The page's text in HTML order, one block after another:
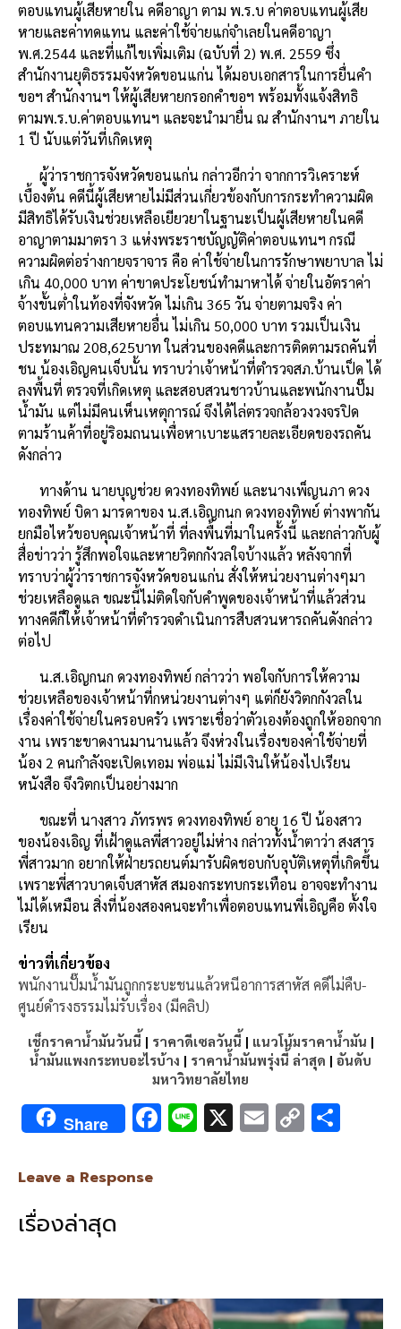
ตอบแทนผู้เสียหายใน คดีอาญา ตาม พ.ร.บ ค่าตอบแทนผู้เสีย
หายและค่าทดแทน และค่าใช้จ่ายแก่จำเลยในคดีอาญา
พ.ศ.2544 และที่แก้ไขเพิ่มเติม (ฉบับที่ 2) พ.ศ. 2559 ซึ่ง
สำนักงานยุติธรรมจังหวัดขอนแก่น ได้มอบเอกสารในการยื่นคำ
ขอฯ สำนักงานฯ ให้ผู้เสียหายกรอกคำขอฯ พร้อมทั้งแจ้งสิทธิ
ตามพ.ร.บ.ค่าตอบแทนฯ และจะนำมายื่น ณ สำนักงานฯ ภายใน
1 ปี นับแต่วันที่เกิดเหตุ
ผู้ว่าราชการจังหวัดขอนแก่น กล่าวอีกว่า จากการวิเคราะห์
เบื้องต้น คดีนี้ผู้เสียหายไม่มีส่วนเกี่ยวข้องกับการกระทำความผิด
มีสิทธิได้รับเงินช่วยเหลือเยียวยาในฐานะเป็นผู้เสียหายในคดี
อาญาตามมาตรา 3 แห่งพระราชบัญญัติค่าตอบแทนฯ กรณี
ความผิดต่อร่างกายจราจาร คือ ค่าใช้จ่ายในการรักษาพยาบาล ไม่
เกิน 40,000 บาท ค่าขาดประโยชน์ทำมาหาได้ จ่ายในอัตราค่า
จ้างขั้นต่ำในท้องที่จังหวัด ไม่เกิน 365 วัน จ่ายตามจริง ค่า
ตอบแทนความเสียหายอื่น ไม่เกิน 50,000 บาท รวมเป็นเงิน
ประทมาณ 208,625บาท ในส่วนของคดีและการติดตามรถคันที่
ชน น้องเอิญคนเจ็บนั้น ทราบว่าเจ้าหน้าที่ตำรวจสภ.บ้านเป็ด ได้
ลงพื้นที่ ตรวจที่เกิดเหตุ และสอบสวนชาวบ้านและพนักงานปั๊ม
น้ำมัน แต่ไม่มีคนเห็นเหตุการณ์ จึงได้ไล่ตรวจกล้อวงวงจรปิด
ตามร้านค้าที่อยู่ริอมถนนเพื่อหาเบาะแสรายละเอียดของรถคัน
ดังกล่าว
ทางด้าน นายบุญช่วย ดวงทองทิพย์ และนางเพ็ญนภา ดวง
ทองทิพย์ บิดา มารดาของ น.ส.เอิญกนก ดวงทองทิพย์ ต่างพากัน
ยกมือไหว้ขอบคุณเจ้าหน้าที่ ที่ลงพื้นที่มาในครั้งนี้ และกล่าวกับผู้
สื่อข่าวว่า รู้สึกพอใจและหายวิตกกังวลใจบ้างแล้ว หลังจากที่
ทราบว่าผู้ว่าราชการจังหวัดขอนแก่น สั่งให้หน่วยงานต่างๆมา
ช่วยเหลือดูแล ขณะนี้ไม่ติดใจกับคำพูดของเจ้าหน้าที่แล้วส่วน
ทางคดีก็ให้เจ้าหน้าที่ตำรวจดำเนินการสืบสวนหารถคันดังกล่าว
ต่อไป
น.ส.เอิญกนก ดวงทองทิพย์ กล่าวว่า พอใจกับการให้ความ
ช่วยเหลือของเจ้าหน้าที่กหน่วยงานต่างๆ แต่ก็ยังวิตกกังวลใน
เรื่องค่าใช้จ่ายในครอบครัว เพราะเชื่อว่าตัวเองต้องถูกให้ออกจาก
งาน เพราะขาดงานมานานแล้ว จึงห่วงในเรื่องของค่าใช้จ่ายที่
น้อง 2 คนกำลังจะเปิดเทอม พ่อแม่ ไม่มีเงินให้น้องไปเรียน
หนังสือ จึงวิตกเป็นอย่างมาก
ขณะที่ นางสาว ภัทรพร ดวงทองทิพย์ อายุ 16 ปี น้องสาว
ของน้องเอิญ ที่เฝ้าดูแลพี่สาวอยู่ไม่ห่าง กล่าวทั้งน้ำตาว่า สงสาร
พี่สาวมาก อยากให้ฝ่ายรถยนต์มารับผิดชอบกับอุบัติเหตุที่เกิดขึ้น
เพราะพี่สาวบาดเจ็บสาหัส สมองกระทบกระเทือน อาจจะทำงาน
ไม่ได้เหมือน สิ่งที่น้องสองคนจะทำเพื่อตอบแทนพี่เอิญคือ ตั้งใจ
เรียน
ข่าวที่เกี่ยวข้อง
พนักงานปั๊มน้ำมันถูกกระบะชนแล้วหนีอาการสาหัส คดีไม่คืบ-
ศูนย์ดำรงธรรมไม่รับเรื่อง (มีคลิป)
เช็กราคาน้ำมันวันนี้ | ราคาดีเซลวันนี้ | แนวโน้มราคาน้ำมัน |
น้ำมันแพงกระทบอะไรบ้าง | ราคาน้ำมันพรุ่งนี้ ล่าสุด | อันดับ
มหาวิทยาลัยไทย
Share F
k
Li X E C
Leave a Response
เรื่องล่าสุด